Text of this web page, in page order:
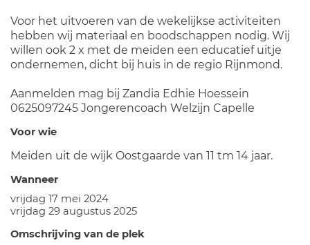
Voor het uitvoeren van de wekelijkse activiteiten
hebben wij materiaal en boodschappen nodig. Wij
willen ook 2 x met de meiden een educatief uitje
ondernemen, dicht bij huis in de regio Rijnmond.
Aanmelden mag bij Zandia Edhie Hoessein
0625097245 Jongerencoach Welzijn Capelle
Voor wie
Meiden uit de wijk Oostgaarde van 11 tm 14 jaar.
Wanneer
vrijdag 17 mei 2024
vrijdag 29 augustus 2025
Omschrijving van de plek